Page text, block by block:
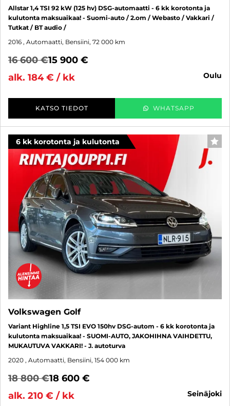
Allstar 1,4 TSI 92 kW (125 hv) DSG-automaatti - 6 kk korotonta ja
kulutonta maksuaikaa! - Suomi-auto / 2.om / Webasto / Vakkari /
Tutkat / BT audio /
2016 , Automaatti, Bensiini, 72 000 km
16 600 €15 900 €
alk. 184 € / kk
oulu
KATSO TIEDOT WHATSAPP
6 kk korotonta ja kulutonta
Volkswagen Golf
Variant Highline 1,5 TSI EVO 150hv DSG-autom - 6 kk korotonta ja
kulutonta maksuaikaa! - SUOMI-AUTO, JAKOHIHNA VAIHDETTU,
MUKAUTUVA VAKKARI! - J. autoturva
2020 , Automaatti, Bensiini, 154 000 km
18 800 €18 600 €
alk. 210 € / kk
seinäjoki